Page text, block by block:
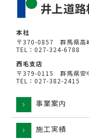
本社
〒370-0857 群馬県高
TEL：027-324-6788
西毛支店
〒379-0115 群馬県安
TEL：027-382-2415
事業案内
施工実績